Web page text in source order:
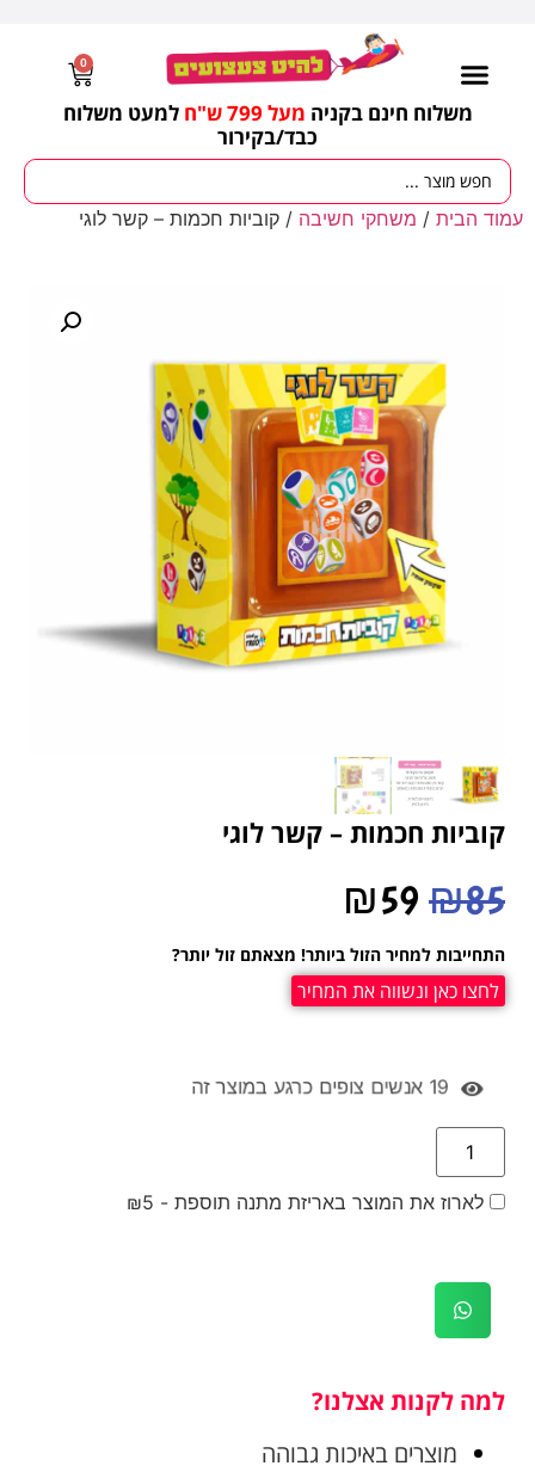
משלוח חינם בקניה מעל 799 ש"ח
למעט משלוח
כבד/בקירור
0
עמוד הבית / משחקי חשיבה / קוביות חכמות – קשר לוגי
קוביות חכמות – קשר לוגי
₪85
₪59
התחייבות למחיר הזול ביותר! מצאתם זול יותר?
לחצו כאן ונשווה את המחיר
19 אנשים צופים כרגע במוצר זה
לארוז את המוצר באריזת מתנה תוספת - ₪5
למה לקנות אצלנו?
מוצרים באיכות גבוהה